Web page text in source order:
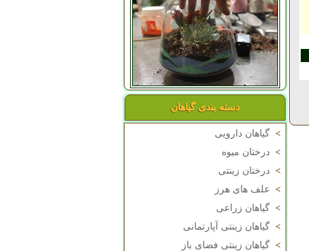
دسته بندی گیاهان
> گیاهان دارویی
> درختان میوه
> درختان زینتی
> علف های هرز
> گیاهان زراعی
> گیاهان زینتی آپارتمانی
> گیاهان زینتی فضای باز